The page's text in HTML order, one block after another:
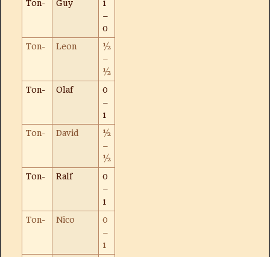
Ton-
Guy
1
–
0
Ton-
Leon
½
–
½
Ton-
Olaf
0
–
1
Ton-
David
½
–
½
Ton-
Ralf
0
–
1
Ton-
Nico
0
–
1